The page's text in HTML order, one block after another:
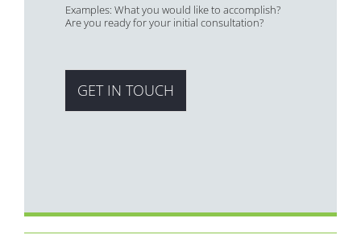
Examples: What you would like to accomplish?
Are you ready for your initial consultation?
GET IN TOUCH